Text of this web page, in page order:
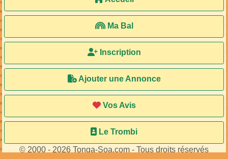
Ma Bal
Inscription
Ajouter une Annonce
Vos Avis
Le Trombi
© 2000 - 2026 Tonga-Soa.com - Tous droits réservés